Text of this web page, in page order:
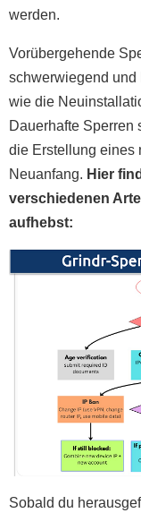
werden.
Vorübergehende
schwerwiegend und
wie die
Dauerhafte Sperren
die Erstellung eines
Neuanfang. Hier
verschiedenen
aufhebst:
Sobald du